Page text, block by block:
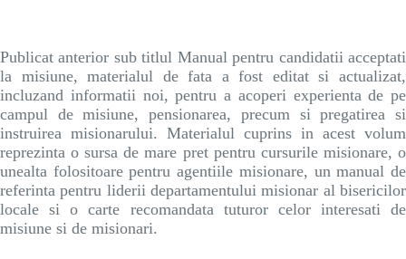
Publicat anterior sub titlul Manual pentru candidatii acceptati
la misiune, materialul de fata a fost editat si actualizat,
incluzand informatii noi, pentru a acoperi experienta de pe
campul de misiune, pensionarea, precum si pregatirea si
instruirea misionarului. Materialul cuprins in acest volum
reprezinta o sursa de mare pret pentru cursurile misionare, o
unealta folositoare pentru agentiile misionare, un manual de
referinta pentru liderii departamentului misionar al bisericilor
locale si o carte recomandata tuturor celor interesati de
misiune si de misionari.